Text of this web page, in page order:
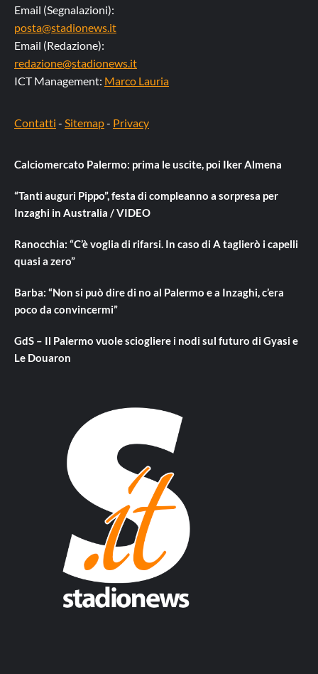
Email (Segnalazioni):
posta@stadionews.it
Email (Redazione):
redazione@stadionews.it
ICT Management: Marco Lauria
Contatti - Sitemap- Privacy
Calciomercato Palermo: prima le uscite, poi Iker Almena
“Tanti auguri Pippo”, festa di compleanno a sorpresa per
Inzaghi in Australia / VIDEO
Ranocchia: “C’è voglia di rifarsi. In caso di A taglierò i capelli
quasi a zero”
Barba: “Non si può dire di no al Palermo e a Inzaghi, c’era
poco da convincermi”
GdS – Il Palermo vuole sciogliere i nodi sul futuro di Gyasi e
Le Douaron